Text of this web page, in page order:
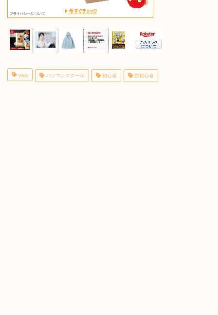
VBA パソコンスクール 初心者 脱初心者